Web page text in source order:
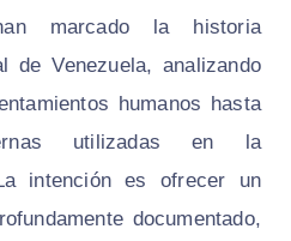
marcado la historia
de Venezuela, analizando
humanos hasta
utilizadas en la
intención es ofrecer un
documentado,